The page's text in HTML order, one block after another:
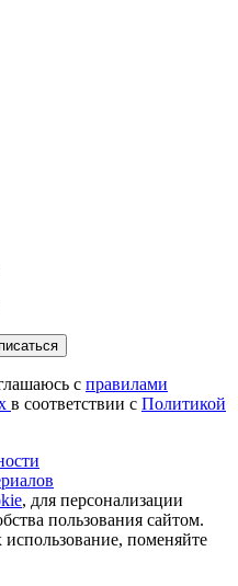
с правилами
в соответствии с Политикой
, для персонализации
пользования сайтом.
поменяйте